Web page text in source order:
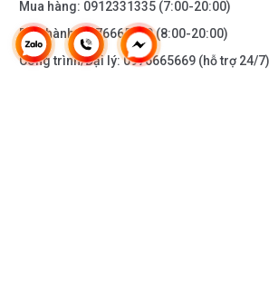
thải khí nóng này được lặp đi lặp lại
khi kết thúc quá trình rửa.
Mua hàng: 0912331335 (7:00-20:00)
Bảo hành:0976665669(8:00-20:00)
Công trình/Đại lý:0976665669 (hỗ trợ 24/7)